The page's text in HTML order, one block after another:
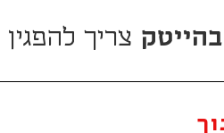
בהייטק צריך להפגין